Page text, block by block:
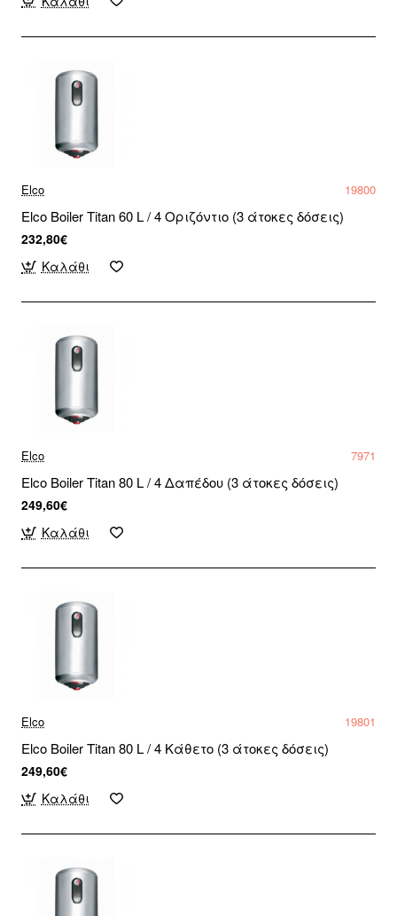
Elco 19800
Elco Boiler Titan 60 L / 4 Οριζόντιο (3 άτοκες δόσεις)
232,80€
Καλάθι
Elco 7971
Elco Boiler Titan 80 L / 4 Δαπέδου (3 άτοκες δόσεις)
249,60€
Καλάθι
Elco 19801
Elco Boiler Titan 80 L / 4 Κάθετο (3 άτοκες δόσεις)
249,60€
Καλάθι